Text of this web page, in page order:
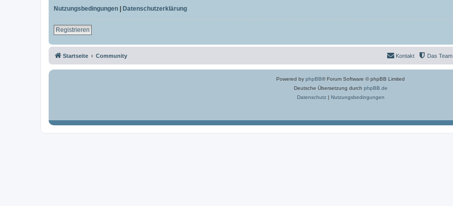
Nutzungsbedingungen | Datenschutzerklärung
Registrieren
Startseite Community Das Team
Kontakt
Powered by phpBB® Forum Software © phpBB Limited
Deutsche Übersetzung durch phpBB.de
Datenschutz| Nutzungsbedingungen